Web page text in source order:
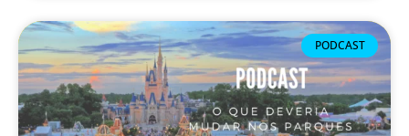
PODCAST